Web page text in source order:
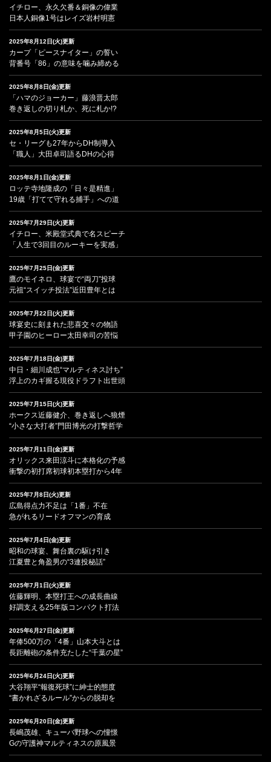
イチロー、永久欠番＆銅像の偉業
日本人銅像1号はレイズ岩村明憲
2025年8月12日(火)更新
カープ「ピースナイター」の誓い
背番号「86」の意味を噛み締める
2025年8月8日(金)更新
「ハマのジョーカー」藤浪晋太郎
巻き返しの切り札か、死に札か!?
2025年8月5日(火)更新
セ・リーグも27年からDH制導入
「職人」大田卓司語るDHの心得
2025年8月1日(金)更新
ロッテ寺地隆成の「日々是精進」
19歳「打てて守れる捕手」への道
2025年7月29日(火)更新
イチロー、米殿堂式典で名スピーチ
「人生で3回目のルーキーを実感」
2025年7月25日(金)更新
鷹のモイネロ、球宴で“両刀”投球
元祖“スイッチ投法”近田豊年とは
2025年7月22日(火)更新
球宴史に刻まれた悲喜交々の物語
甲子園のヒーロー太田幸司の苦悩
2025年7月18日(金)更新
中日・細川成也“マルティネス討ち”
浮上のカギ握る現役ドラフト出世頭
2025年7月15日(火)更新
ホークス近藤健介、巻き返しへ狼煙
“小さな大打者”門田博光の打撃哲学
2025年7月11日(金)更新
オリックス来田涼斗に本格化の予感
衝撃の初打席初球初本塁打から4年
2025年7月8日(火)更新
広島得点力不足は「1番」不在
急がれるリードオフマンの育成
2025年7月4日(金)更新
昭和の球宴、舞台裏の駆け引き
江夏豊と角盈男の“3連投秘話”
2025年7月1日(火)更新
佐藤輝明、本塁打王への成長曲線
好調支える25年版コンパクト打法
2025年6月27日(金)更新
年俸500万の「4番」山本大斗とは
長距離砲の条件充たした“千葉の星”
2025年6月24日(火)更新
大谷翔平“報復死球”に紳士的態度
“書かれざるルール”からの脱却を
2025年6月20日(金)更新
長嶋茂雄、キューバ野球への憧憬
Gの守護神マルティネスの原風景